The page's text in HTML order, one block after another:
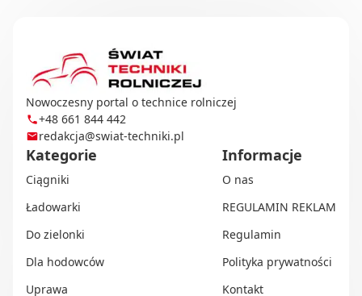
Nowoczesny portal o technice rolniczej
+48 661 844 442
redakcja@swiat-techniki.pl
Kategorie
Ciągniki
Ładowarki
Do zielonki
Dla hodowców
Uprawa
Informacje
O nas
REGULAMIN REKLAM
Regulamin
Polityka prywatności
Kontakt